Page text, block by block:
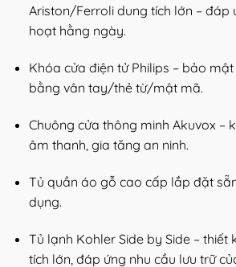
Ariston/Ferroli dung tích lớn – đáp
hoạt hằng ngày.
Khóa cửa điện tử Philips – bảo
bằng vân tay/thẻ từ/mật mã.
Chuông cửa thông minh Akuvox –
âm thanh, gia tăng an ninh.
Tủ quần áo gỗ cao cấp lắp đặt
dụng.
Tủ lạnh Kohler Side by Side – thiết
tích lớn, đáp ứng nhu cầu lưu trữ